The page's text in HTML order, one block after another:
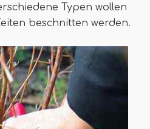
Typen wollen
beschnitten werden.